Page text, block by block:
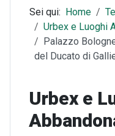
Sei qui: Home
Urbex e Luoghi
Palazzo
del Ducato di
Urbex e